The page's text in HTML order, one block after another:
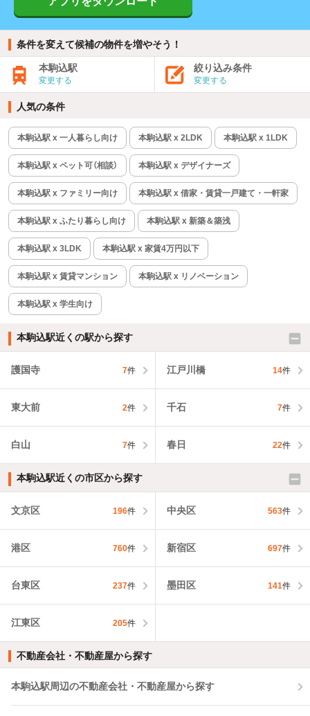
条件を変えて候補の物件を増やそう！
本駒込駅
変更する
絞り込み条件
変更する
人気の条件
本駒込駅 x 一人暮らし向け 本駒込駅 x 2LDK 本駒込駅 x 1LDK
本駒込駅 x ペット可（相談） 本駒込駅 x デザイナーズ
本駒込駅 x ファミリー向け 本駒込駅 x 借家・賃貸一戸建て・一軒家
本駒込駅 x ふたり暮らし向け 本駒込駅 x 新築＆築浅
本駒込駅 x 3LDK 本駒込駅 x 家賃4万円以下
本駒込駅 x 賃貸マンション 本駒込駅 x リノベーション
本駒込駅 x 学生向け
本駒込駅近くの駅から探す
護国寺 7件 江戸川橋 14件
東大前 2件 千石 7件
白山 7件 春日 22件
本駒込駅近くの市区から探す
文京区 196件 中央区 563件
港区 760件 新宿区 697件
台東区 237件 墨田区 141件
江東区 205件
不動産会社・不動産屋から探す
本駒込駅周辺の不動産会社・不動産屋から探す